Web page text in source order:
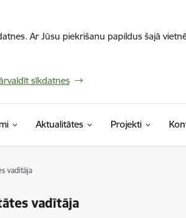
Ar Jūsu piekrišanu papildus šajā
sīkdatnes
Aktualitātes Projekti
vadītāja
vadītāja